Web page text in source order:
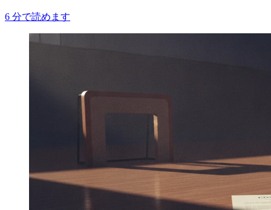
6 分で読めます